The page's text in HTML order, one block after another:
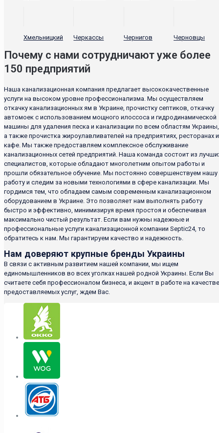
Хмельницкий Черкассы Чернигов Черновцы
Почему с нами сотрудничают уже более
150 предприятий
Наша канализационная компания предлагает высококачественные
услуги на высоком уровне профессионализма. Мы осуществляем
откачку канализационных ям в Украине, прочистку септиков, откачку
автомоек с использованием мощного илоссоса и гидродинамической
машины для удаления песка и канализации по всем областям Украины,
а также прочистка жироулавливателей на предприятиях, ресторанах и
кафе. Мы также предоставляем комплексное обслуживание
канализационных сетей предприятий. Наша команда состоит из
специалистов, которые обладают многолетним опытом работы и
прошли обязательное обучение. Мы постоянно совершенствуем нашу
работу и следим за новыми технологиями в сфере канализации. Мы
гордимся тем, что обладаем самым современным канализационном
оборудованием в Украине. Это позволяет нам выполнять работу
быстро и эффективно, минимизируя время простоя и обеспечивая
максимально чистый результат. Если вам нужны надежные и
профессиональные услуги канализационной компании Septic24, то
обратитесь к нам. Мы гарантируем качество и надежность.
Нам доверяют крупные бренды Украины
В связи с активным развитием нашей компании, мы ищем
единомышленников во всех уголках нашей родной Украины. Если Вы
считаете себя профессионалом бизнеса, и акцент в работе на качестве
предоставляемых услуг, ждем Вас.